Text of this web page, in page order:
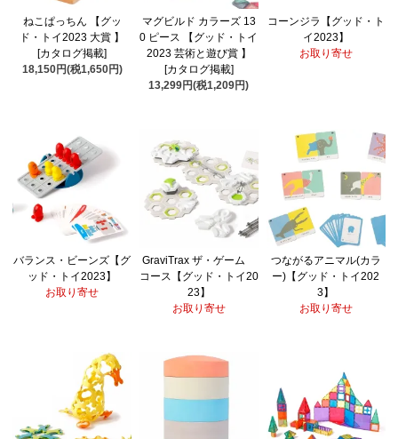
ねこぱっちん 【グッ
ド・トイ2023 大賞 】
[カタログ掲載]
18,150円(税1,650円)
マグビルド カラーズ 13
0 ピース 【グッド・トイ
2023 芸術と遊び賞 】
[カタログ掲載]
13,299円(税1,209円)
コーンジラ【グッド・ト
イ2023】
お取り寄せ
バランス・ビーンズ【グ
ッド・トイ2023】
お取り寄せ
GraviTrax ザ・ゲーム
コース【グッド・トイ20
23】
お取り寄せ
つながるアニマル(カラ
ー)【グッド・トイ202
3】
お取り寄せ